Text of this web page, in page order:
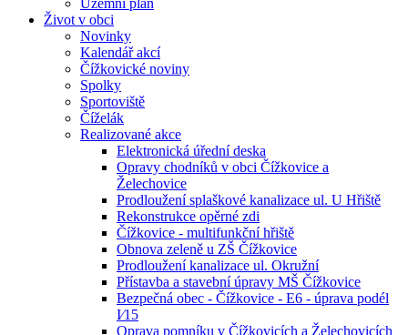
Územní plán
Život v obci
Novinky
Kalendář akcí
Čížkovické noviny
Spolky
Sportoviště
Číželák
Realizované akce
Elektronická úřední deska
Opravy chodníků v obci Čížkovice a
Želechovice
Prodloužení splaškové kanalizace ul. U Hřiště
Rekonstrukce opěrné zdi
Čížkovice - multifunkční hřiště
Obnova zeleně u ZŠ Čížkovice
Prodloužení kanalizace ul. Okružní
Přístavba a stavební úpravy MŠ Čížkovice
Bezpečná obec - Čížkovice - E6 - úprava podél
I⁄15
Oprava pomníku v Čížkovicích a Želechovicích